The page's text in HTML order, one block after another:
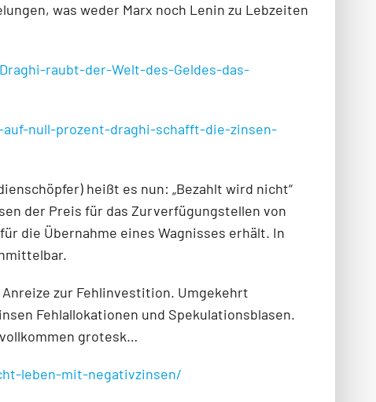
was weder Marx noch Lenin zu Lebzeiten
raubt-der-Welt-des-Geldes-das-
null-prozent-draghi-schafft-die-zinsen-
heißt es nun: „Bezahlt wird nicht“
der Preis für das Zurverfügungstellen von
die Übernahme eines Wagnisses erhält. In
zur Fehlinvestition. Umgekehrt
Fehlallokationen und Spekulationsblasen.
grotesk…
leben-mit-negativzinsen/